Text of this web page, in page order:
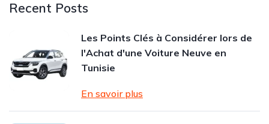
Recent Posts
Les Points Clés à Considérer lors de
l'Achat d'une Voiture Neuve en
Tunisie
En savoir plus